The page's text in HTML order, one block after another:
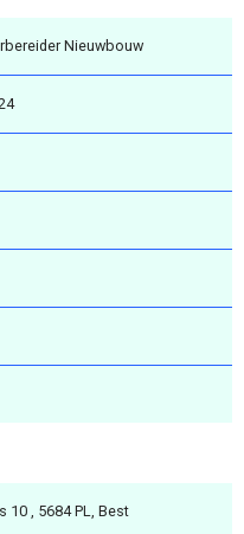
Nieuwbouw
10 , 5684 PL, Best